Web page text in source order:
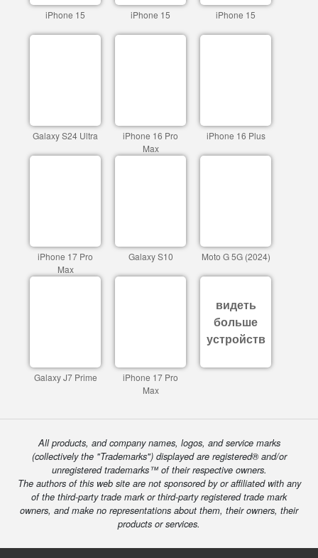
iPhone 15 iPhone 15 iPhone 15
Galaxy S24 Ultra
iPhone 16 Pro
Max
iPhone 16 Plus
iPhone 17 Pro
Max
Galaxy S10 Moto G 5G (2024)
Galaxy J7 Prime
iPhone 17 Pro
Max
видеть
больше
устройств
All products, and company names, logos, and service marks
(collectively the "Trademarks") displayed are registered® and/or
unregistered trademarks™ of their respective owners.
The authors of this web site are not sponsored by or affiliated with any
of the third-party trade mark or third-party registered trade mark
owners, and make no representations about them, their owners, their
products or services.